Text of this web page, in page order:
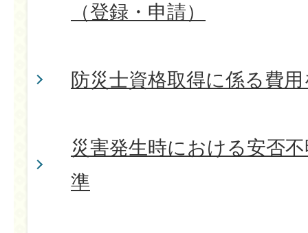
（登録・申請）
防災士資格取得に係る費
災害発生時における安否
準